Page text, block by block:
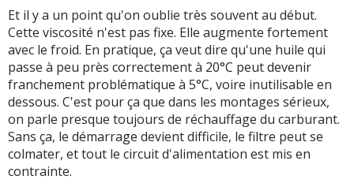
Et il y a un point qu'on oublie très souvent au début.
Cette viscosité n'est pas fixe. Elle augmente fortement
avec le froid. En pratique, ça veut dire qu'une huile qui
passe à peu près correctement à 20°C peut devenir
franchement problématique à 5°C, voire inutilisable en
dessous. C'est pour ça que dans les montages sérieux,
on parle presque toujours de réchauffage du carburant.
Sans ça, le démarrage devient difficile, le filtre peut se
colmater, et tout le circuit d'alimentation est mis en
contrainte.